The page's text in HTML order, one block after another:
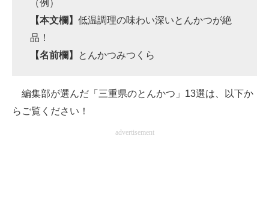
（例）
【本文欄】 低温調理の味わい深いとんかつが絶
品！
【名前欄】
とんかつみつくら
編集部が選んだ「三重県のとんかつ」13選は、以下か
らご覧ください！
advertisement